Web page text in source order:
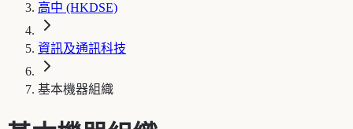
高中 (HKDSE)
資訊及通訊科技
基本機器組織